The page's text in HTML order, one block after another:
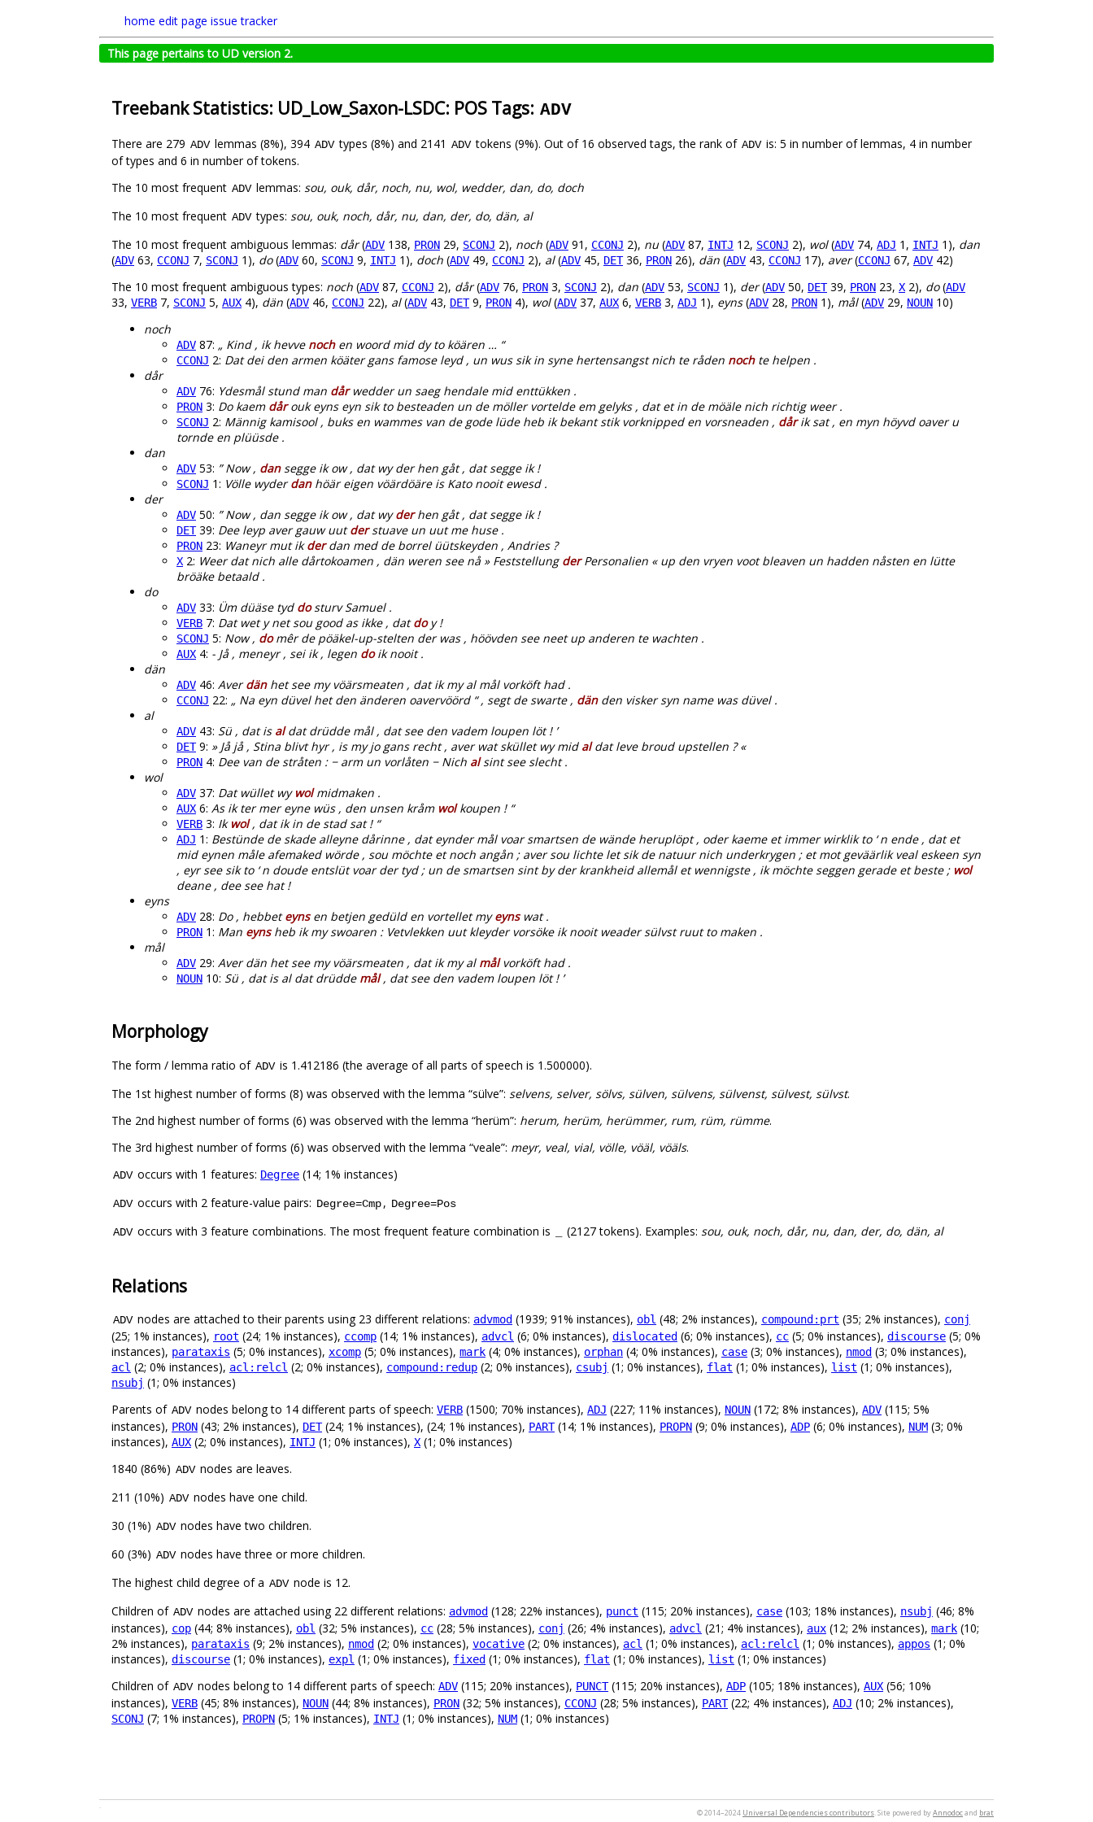
home edit page issue tracker
This page pertains to UD version 2.
Treebank Statistics: UD_Low_Saxon-LSDC: POS Tags: ADV
There are 279 ADV lemmas (8%), 394 ADV types (8%) and 2141 ADV tokens (9%). Out of 16 observed tags, the rank of ADV is: 5 in number of lemmas, 4 in number
of types and 6 in number of tokens.
The 10 most frequent ADV lemmas: sou, ouk, dår, noch, nu, wol, wedder, dan, do, doch
The 10 most frequent ADV types: sou, ouk, noch, dår, nu, dan, der, do, dän, al
The 10 most frequent ambiguous lemmas: dår(ADV 138, PRON 29, SCONJ 2), noch (ADV 91, CCONJ 2), nu(ADV 87, INTJ 12, SCONJ 2), wol(ADV 74, ADJ 1, INTJ 1), dan
(ADV 63, CCONJ 7, SCONJ 1), do(ADV 60, SCONJ 9, INTJ 1), doch (ADV 49, CCONJ 2), al(ADV 45, DET36, PRON 26), dän (ADV 43, CCONJ 17), aver(CCONJ 67, ADV 42)
The 10 most frequent ambiguous types: noch (ADV 87, CCONJ 2), dår(ADV 76, PRON 3, SCONJ 2), dan (ADV 53, SCONJ 1), der(ADV 50, DET39, PRON 23, X 2), do(ADV
33, VERB 7, SCONJ 5, AUX 4), dän (ADV 46, CCONJ 22), al(ADV 43, DET9, PRON 4), wol(ADV 37, AUX 6, VERB 3, ADJ 1), eyns(ADV 28, PRON 1), mål(ADV 29, NOUN 10)
noch
ADV 87: „ Kind , ik hevve nochen woord mid dy to köären … “
CCONJ 2: Dat dei den armen köäter gans famose leyd , un wus sik in syne hertensangst nich te råden nochte helpen .
dår
ADV 76: Ydesmål stund man dårwedder un saeg hendale mid enttükken .
PRON 3: Do kaem dårouk eyns eyn sik to besteaden un de möller vortelde em gelyks , dat et in de möäle nich richtig weer .
SCONJ 2: Männig kamisool , buks en wammes van de gode lüde heb ik bekant stik vorknipped en vorsneaden , dårik sat , en myn höyvd oaver u
tornde en plüüsde .
dan
ADV 53: ” Now , dansegge ik ow , dat wy der hen gåt , dat segge ik !
SCONJ 1: Völle wyderdanhöär eigen vöärdöäre is Kato nooit ewesd .
der
ADV 50: ” Now , dan segge ik ow , dat wyderhen gåt , dat segge ik !
DET39: Dee leyp aver gauw uutderstuave un uut me huse .
PRON 23: Waneyr mut ikderdan med de borrel üütskeyden , Andries ?
X 2: Weer dat nich alle dårtokoamen , dän weren see nå » Feststellung derPersonalien « up den vryen voot bleaven un hadden nåsten en lütte
bröäke betaald .
do
ADV 33: Üm düäse tyd dosturv Samuel .
VERB 7: Dat wet y net sou good as ikke , datdoy !
SCONJ 5: Now , domêr de pöäkel-up-stelten der was , höövden see neet up anderen te wachten .
AUX 4: - Jå , meneyr , sei ik , legen doik nooit .
dän
ADV 46: Averdänhet see my vöärsmeaten , dat ik my al mål vorköft had .
CCONJ 22: „ Na eyn düvel het den änderen oavervöörd “ , segt de swarte , dänden visker syn name was düvel .
al
ADV 43: Sü , dat is aldat drüdde mål , dat see den vadem loupen löt ! ’
DET9: » Jå jå , Stina blivt hyr , is my jo gans recht , aver wat sküllet wy mid aldat leve broud upstellen ? «
PRON 4: Dee van de stråten : − arm un vorlåten − Nich alsint see slecht .
wol
ADV 37: Dat wüllet wy wolmidmaken .
AUX 6: As ik ter mer eyne wüs , den unsen kråm wolkoupen ! “
VERB 3: Ik wol, dat ik in de stad sat ! “
ADJ 1: Bestünde de skade alleyne dårinne , dat eynder mål voar smartsen de wände heruplöpt , oder kaeme et immer wirklik to ‘ n ende , dat et
mid eynen måle afemaked wörde , sou möchte et noch angån ; aver sou lichte let sik de natuur nich underkrygen ; et mot geväärlik veal eskeen syn
, eyr see sik to ‘ n doude entslüt voar der tyd ; un de smartsen sint by der krankheid allemål et wennigste , ik möchte seggen gerade et beste ; wol
deane , dee see hat !
eyns
ADV 28: Do , hebbeteynsen betjen gedüld en vortellet myeynswat .
PRON 1: Man eynsheb ik my swoaren : Vetvlekken uut kleyder vorsöke ik nooit weader sülvst ruut to maken .
mål
ADV 29: Aver dän het see my vöärsmeaten , dat ik my al målvorköft had .
NOUN 10: Sü , dat is al dat drüdde mål, dat see den vadem loupen löt ! ’
Morphology
The form / lemma ratio of ADV is 1.412186 (the average of all parts of speech is 1.500000).
The 1st highest number of forms (8) was observed with the lemma “sülve”: selvens, selver, sölvs, sülven, sülvens, sülvenst, sülvest, sülvst.
The 2nd highest number of forms (6) was observed with the lemma “herüm”: herum, herüm, herümmer, rum, rüm, rümme.
The 3rd highest number of forms (6) was observed with the lemma “veale”: meyr, veal, vial, völle, vöäl, vöäls.
ADV occurs with 1 features: Degree (14; 1% instances)
ADV occurs with 2 feature-value pairs: Degree=Cmp, Degree=Pos
ADV occurs with 3 feature combinations. The most frequent feature combination is (2127 tokens). Examples: sou, ouk, noch, dår, nu, dan, der, do, dän, al
Relations
ADV nodes are attached to their parents using 23 different relations: advmod (1939; 91% instances), obl (48; 2% instances), compound:prt (35; 2% instances), conj
(25; 1% instances), root (24; 1% instances), ccomp (14; 1% instances), advcl (6; 0% instances), dislocated (6; 0% instances), cc (5; 0% instances), discourse (5; 0%
instances), parataxis (5; 0% instances), xcomp (5; 0% instances), mark (4; 0% instances), orphan (4; 0% instances), case (3; 0% instances), nmod (3; 0% instances),
acl (2; 0% instances), acl:relcl (2; 0% instances), compound:redup (2; 0% instances), csubj (1; 0% instances), flat (1; 0% instances), list (1; 0% instances),
nsubj (1; 0% instances)
Parents of ADV nodes belong to 14 different parts of speech: VERB (1500; 70% instances), ADJ (227; 11% instances), NOUN (172; 8% instances), ADV (115; 5%
instances), PRON (43; 2% instances), DET(24; 1% instances), (24; 1% instances), PART(14; 1% instances), PROPN (9; 0% instances), ADP (6; 0% instances), NUM (3; 0%
instances), AUX (2; 0% instances), INTJ (1; 0% instances), X (1; 0% instances)
1840 (86%) ADV nodes are leaves.
211 (10%) ADV nodes have one child.
30 (1%) ADV nodes have two children.
60 (3%) ADV nodes have three or more children.
The highest child degree of a ADV node is 12.
Children of ADV nodes are attached using 22 different relations: advmod (128; 22% instances), punct (115; 20% instances), case (103; 18% instances), nsubj (46; 8%
instances), cop (44; 8% instances), obl (32; 5% instances), cc (28; 5% instances), conj (26; 4% instances), advcl (21; 4% instances), aux (12; 2% instances), mark (10;
2% instances), parataxis (9; 2% instances), nmod (2; 0% instances), vocative (2; 0% instances), acl (1; 0% instances), acl:relcl (1; 0% instances), appos (1; 0%
instances), discourse (1; 0% instances), expl (1; 0% instances), fixed (1; 0% instances), flat (1; 0% instances), list (1; 0% instances)
Children of ADV nodes belong to 14 different parts of speech: ADV (115; 20% instances), PUNCT(115; 20% instances), ADP (105; 18% instances), AUX (56; 10%
instances), VERB (45; 8% instances), NOUN (44; 8% instances), PRON (32; 5% instances), CCONJ (28; 5% instances), PART(22; 4% instances), ADJ (10; 2% instances),
SCONJ (7; 1% instances), PROPN (5; 1% instances), INTJ (1; 0% instances), NUM (1; 0% instances)
© 2014–2024 Universal Dependencies contributors. Site powered byAnnodocand brat
.